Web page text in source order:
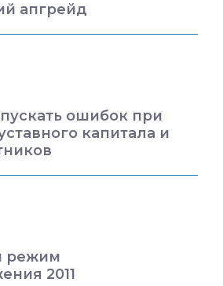
апгрейд
ошибок при
капитала и
режим
2011